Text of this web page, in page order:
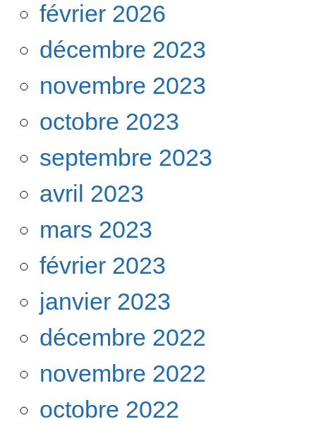
février 2026
décembre 2023
novembre 2023
octobre 2023
septembre 2023
avril 2023
mars 2023
février 2023
janvier 2023
décembre 2022
novembre 2022
octobre 2022